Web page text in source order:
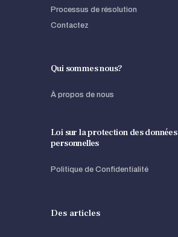
Processus de résolution
Contactez
Qui sommes nous?
À propos de nous
Loi sur la protection des données
personnelles
Politique de Confidentialité
Des articles